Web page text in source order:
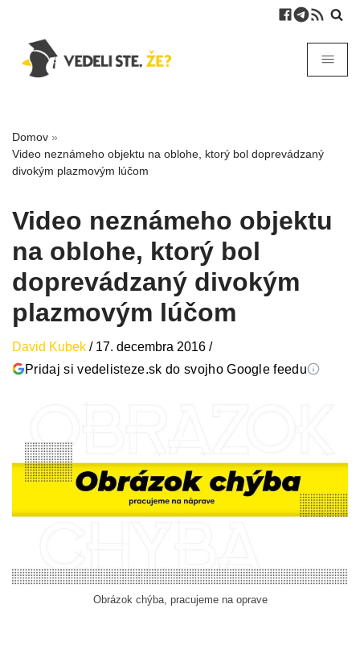
Domov »
Video neznámeho objektu na oblohe, ktorý bol doprevádzaný
divokým plazmovým lúčom
Video neznámeho objektu
na oblohe, ktorý bol
doprevádzaný divokým
plazmovým lúčom
David Kubek / 17. decembra 2016 /
Pridaj si vedelisteze.sk do svojho Google feedu
Obrázok chýba, pracujeme na oprave